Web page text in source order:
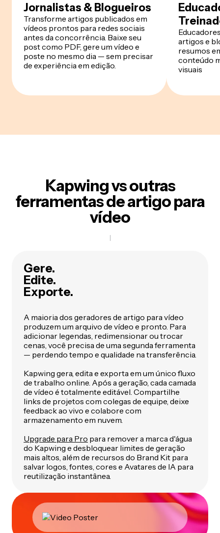
Jornalistas & Blogueiros
Transforme artigos publicados em
vídeos prontos para redes sociais
antes da concorrência. Baixe seu
post como PDF, gere um vídeo e
poste no mesmo dia — sem precisar
de experiência em edição.
artigos e
resumos
conteúdo
visuais
Kapwing vs outras
ferramentas de artigo para
vídeo
Gere.
Edite.
Exporte.
A maioria dos geradores de artigo para vídeo
produzem um arquivo de vídeo e pronto. Para
adicionar legendas, redimensionar ou trocar
cenas, você precisa de uma segunda ferramenta
— perdendo tempo e qualidade na transferência.
Kapwing gera, edita e exporta em um único fluxo
de trabalho online. Após a geração, cada camada
de vídeo é totalmente editável. Compartilhe
links de projetos com colegas de equipe, deixe
feedback ao vivo e colabore com
armazenamento em nuvem.
Upgrade para Pro para remover a marca d'água
do Kapwing e desbloquear limites de geração
mais altos, além de recursos do Brand Kit para
salvar logos, fontes, cores e Avatares de IA para
reutilização instantânea.